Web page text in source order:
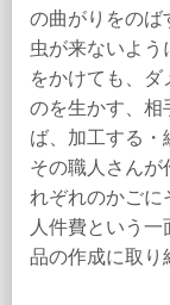
の曲がりをのば
虫が来ないよう
をかけても、
のを生かす、相
ば、加工する・
その職人さんが
れぞれのかごに
人件費という
品の作成に取り